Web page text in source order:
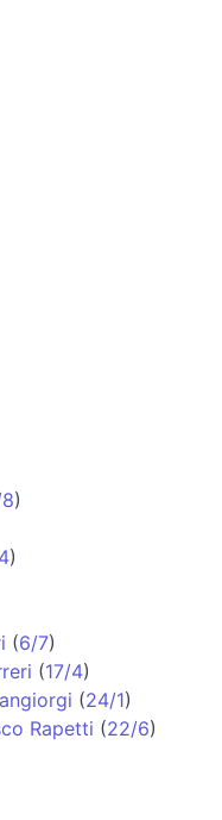
)
)
(6/7)
(17/4)
(24/1)
Rapetti (22/6)